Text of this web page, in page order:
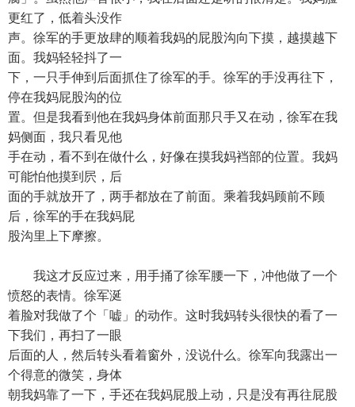
更红了，低着头没作
声。徐军的手更放肆的顺着我妈的屁股沟向下摸，越摸越下
面。我妈轻轻抖了一
下，一只手伸到后面抓住了徐军的手。徐军的手没再往下，
停在我妈屁股沟的位
置。但是我看到他在我妈身体前面那只手又在动，徐军在我
妈侧面，我只看见他
手在动，看不到在做什么，好像在摸我妈裆部的位置。我妈
可能怕他摸到屄，后
面的手就放开了，两手都放在了前面。乘着我妈顾前不顾
后，徐军的手在我妈屁
股沟里上下摩擦。
我这才反应过来，用手捅了徐军腰一下，冲他做了一个
愤怒的表情。徐军涎
着脸对我做了个「嘘」的动作。这时我妈转头很快的看了一
下我们，再扫了一眼
后面的人，然后转头看着窗外，没说什么。徐军向我露出一
个得意的微笑，身体
朝我妈靠了一下，手还在我妈屁股上动，只是没有再往屁股